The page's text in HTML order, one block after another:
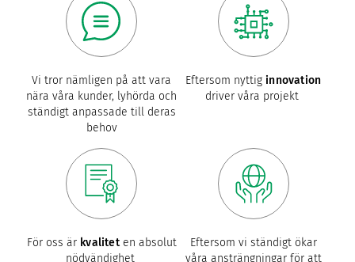
Vi tror nämligen på att vara
nära våra kunder, lyhörda och
ständigt anpassade till deras
behov
Eftersom nyttiginnovation
driver våra projekt
För oss är kvaliteten absolut
nödvändighet
Eftersom vi ständigt ökar
våra ansträngningar för att